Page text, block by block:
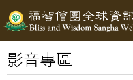
影音專區